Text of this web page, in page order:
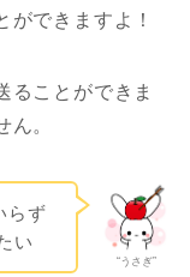
できますよ！
ることができま
。
“うさぎ”
らず
い